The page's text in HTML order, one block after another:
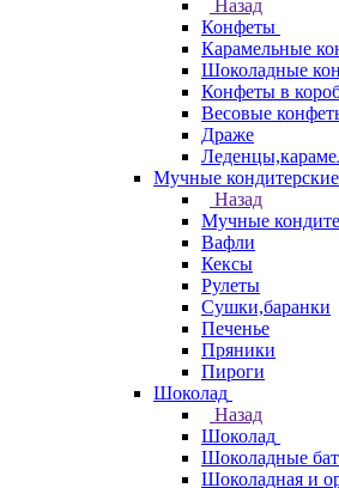
Назад
Конфеты
Карамельные
Шоколадные
Конфеты в
Весовые
Драже
Мучные
Назад
Мучные
Вафли
Кексы
Рулеты
Сушки,баранки
Печенье
Пряники
Пироги
Шоколад
Назад
Шоколад
Шоколадные
Шоколадная и